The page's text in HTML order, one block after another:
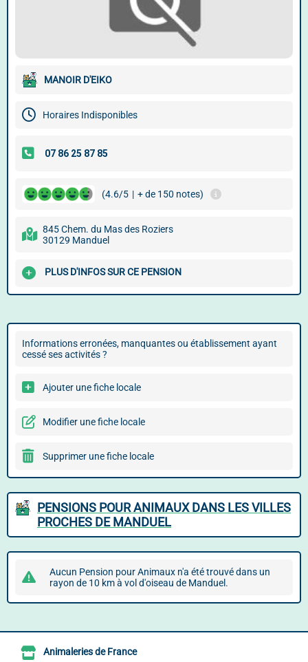
MANOIR D'EIKO
Horaires Indisponibles
(4.6/5 | + de 150 notes)
845 Chem. du Mas des Roziers
30129 Manduel
PLUS D'INFOS SUR CE PENSION
Informations erronées, manquantes ou établissement ayant
cessé ses activités ?
Ajouter une fiche locale
Modifier une fiche locale
Supprimer une fiche locale
PENSIONS POUR ANIMAUX DANS LES VILLES
PROCHES DE MANDUEL
Aucun Pension pour Animaux n'a été trouvé dans un
rayon de 10 km à vol d'oiseau de Manduel.
Animaleries de France